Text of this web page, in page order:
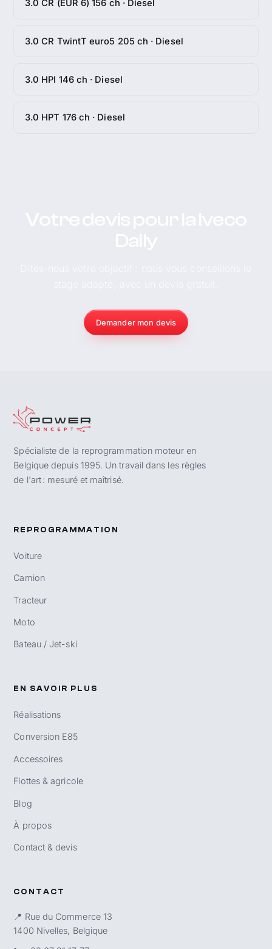
3.0 CR (EUR 6) 156 ch · Diesel
3.0 CR TwintT euro5 205 ch · Diesel
3.0 HPI 146 ch · Diesel
3.0 HPT 176 ch · Diesel
Demander mon devis
Spécialiste de la reprogrammation moteur en
Belgique depuis 1995. Un travail dans les règles
de l'art : mesuré et maîtrisé.
REPROGRAMMATION
Voiture
Camion
Tracteur
Moto
Bateau / Jet-ski
EN SAVOIR PLUS
Réalisations
Conversion E85
Accessoires
Flottes & agricole
Blog
À propos
Contact & devis
CONTACT
📍 Rue du Commerce 13
1400 Nivelles, Belgique